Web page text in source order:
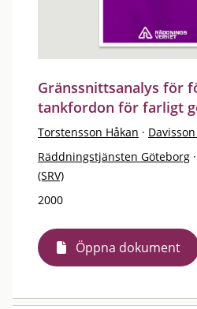
Gränssnittsanalys för
tankfordon för farligt
Torstensson Håkan ·
Räddningstjänsten Göteborg ·
(SRV)
2000
Öppna dokument